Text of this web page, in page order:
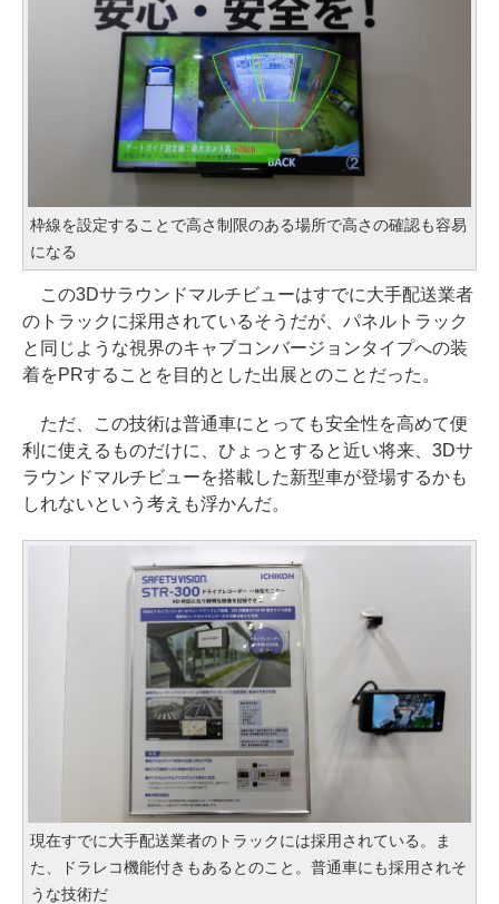
枠線を設定することで高さ制限のある場所で高さの確認も容易
になる
この3Dサラウンドマルチビューはすでに大手配送業者
のトラックに採用されているそうだが、パネルトラック
と同じような視界のキャブコンバージョンタイプへの装
着をPRすることを目的とした出展とのことだった。
ただ、この技術は普通車にとっても安全性を高めて便
利に使えるものだけに、ひょっとすると近い将来、3Dサ
ラウンドマルチビューを搭載した新型車が登場するかも
しれないという考えも浮かんだ。
現在すでに大手配送業者のトラックには採用されている。ま
た、ドラレコ機能付きもあるとのこと。普通車にも採用されそ
うな技術だ